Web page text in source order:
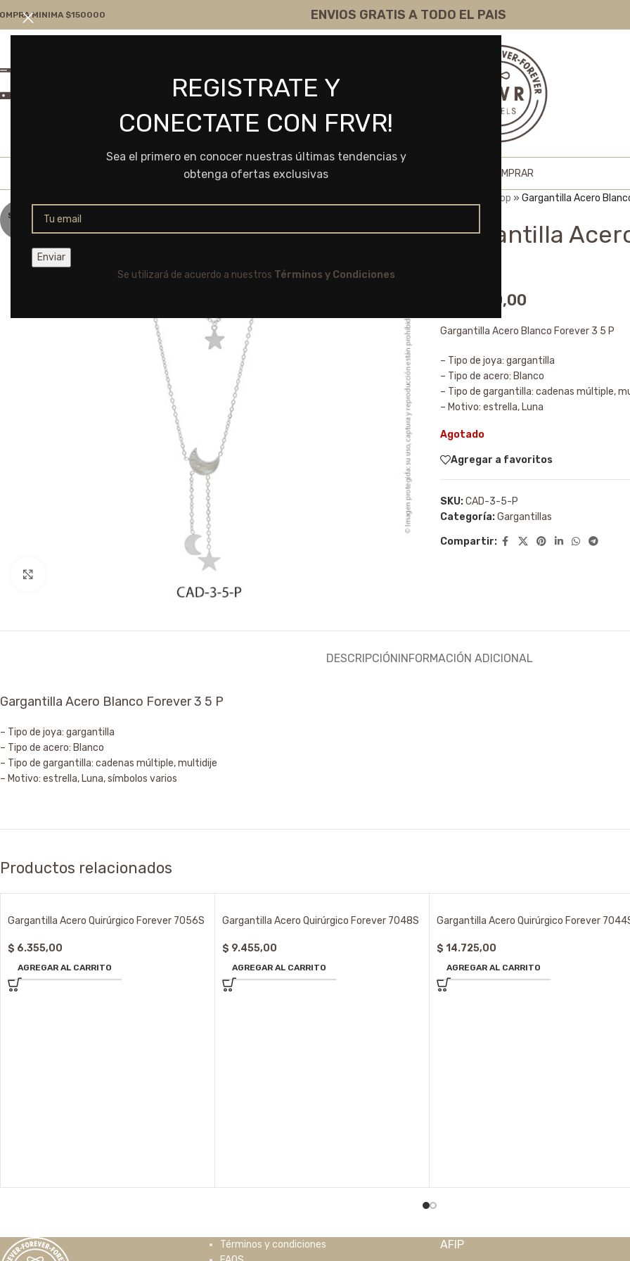
REGISTRATE Y
CONECTATE CON FRVR!
Sea el primero en conocer nuestras últimas tendencias y
obtenga ofertas exclusivas
Se utilizará de acuerdo a nuestros Términos y Condiciones
MINIMA $150000 ENVIOS GRATIS A TODO EL PAIS
ventas@frvr.com.ar
HOME COMO COMPRAR
SOLD
Shop » Gargantilla Acero
Gargantilla
15.500,00
Gargantilla Acero Blanco Forever 3 5 P
– Tipo de joya: gargantilla
– Tipo de acero: Blanco
– Tipo de gargantilla: cadenas múltiple,
– Motivo: estrella, Luna
Agotado
Agregar a favoritos
SKU:CAD-3-5-P
Categoría:Gargantillas
Compartir:
DESCRIPCIÓNINFORMACIÓN ADICIONAL
Gargantilla Acero Blanco Forever 3 5 P
– Tipo de joya: gargantilla
– Tipo de acero: Blanco
– Tipo de gargantilla: cadenas múltiple, multidije
– Motivo: estrella, Luna, símbolos varios
Productos relacionados
Gargantilla Acero Quirúrgico Forever 7056S
$ 6.355,00
AGREGAR AL CARRITO
Gargantilla Acero Quirúrgico Forever 7048S
$ 9.455,00
AGREGAR AL CARRITO
Gargantilla Acero Quirúrgico Forever
$ 14.725,00
AGREGAR AL CARRITO
Términos y condiciones
AFIP